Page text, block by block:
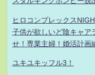
ヒロコンプレックス
子供が欲しいど陰キャア
せ！専業主婦！婚活計画
ユキユキッフル3！